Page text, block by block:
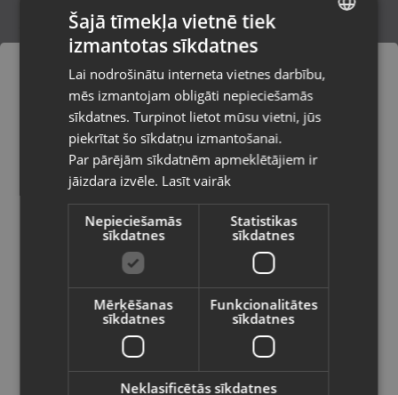
Microsoft Xbox One S 1 TB
Rīga, Melnsila iela 22
Stāvoklis Lietots (Garantija 6 mēneši)
110.00€
/mēn.
Microsoft Xbox One S 500GB
Pasūtījumi tiks piegādāti uz
izvēlēto valsti
Vietnes saturs būs attēlots izvēlētajā
valodā
Valsts
Latviešu / Latvian
RUSSIAN
Šajā tīmekļa vietnē tiek
izmantotas sīkdatnes
Lai nodrošinātu interneta vietnes darbību,
mēs izmantojam obligāti nepieciešamās
sīkdatnes. Turpinot lietot mūsu vietni, jūs
piekrītat šo sīkdatņu izmantošanai.
Par pārējām sīkdatnēm apmeklētājiem ir
jāizdara izvēle. Lasīt vairāk
Nepieciešamās
sīkdatnes
Statistikas
sīkdatnes
Mērķēšanas
sīkdatnes
Funkcionalitātes
sīkdatnes
Neklasificētās sīkdatnes